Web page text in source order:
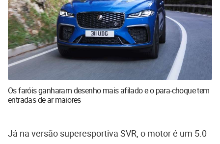
Os faróis ganharam desenho mais afilado e o para-choque tem
entradas de ar maiores
Já na versão superesportiva SVR, o motor é um 5.0